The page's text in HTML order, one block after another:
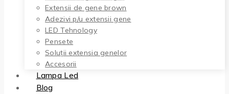
Extensii de gene brown
Adezivi p/u extensii gene
LED Tehnology
Pensete
Soluții extensia genelor
Accesorii
Lampa Led
Blog